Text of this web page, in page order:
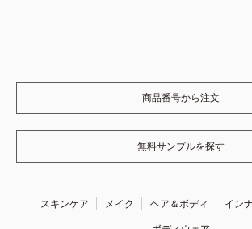
商品番号から注文
無料サンプルを探す
スキンケア メイク ヘア＆ボディ
イン